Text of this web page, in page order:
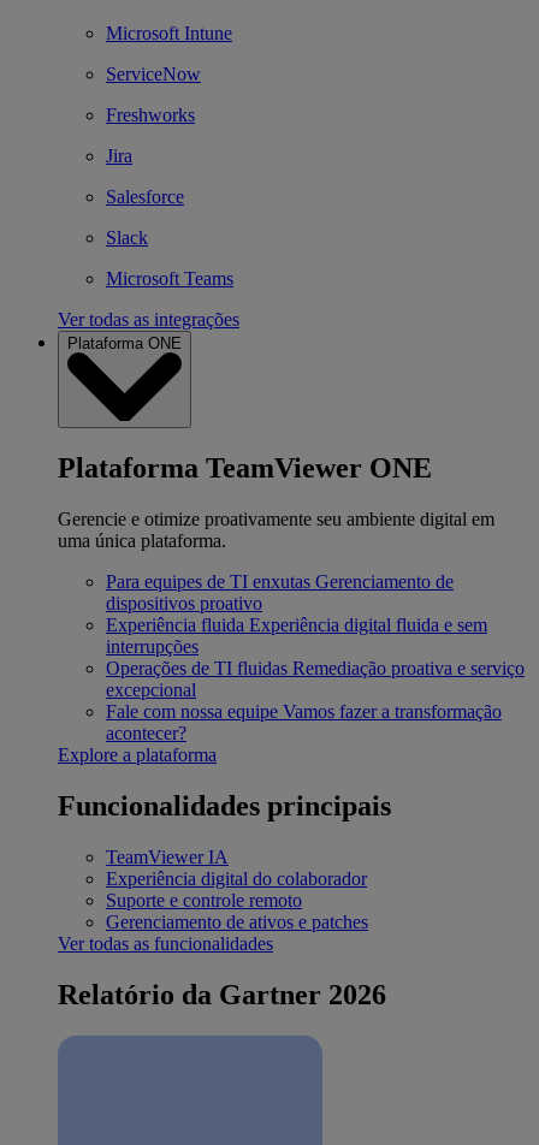
Microsoft Intune
ServiceNow
Freshworks
Jira
Salesforce
Slack
Microsoft Teams
Ver todas as integrações
Plataforma ONE
Plataforma TeamViewer ONE
Gerencie e otimize proativamente seu ambiente digital em
uma única plataforma.
Para equipes de TI enxutas Gerenciamento de
dispositivos proativo
Experiência fluida Experiência digital fluida e sem
interrupções
Operações de TI fluidas Remediação proativa e serviço
excepcional
Fale com nossa equipe Vamos fazer a transformação
acontecer?
Explore a plataforma
Funcionalidades principais
TeamViewer IA
Experiência digital do colaborador
Suporte e controle remoto
Gerenciamento de ativos e patches
Ver todas as funcionalidades
Relatório da Gartner 2026